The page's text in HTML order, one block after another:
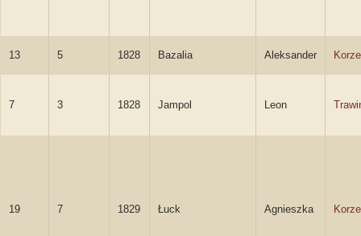
13 5 1828 Bazalia Aleksander
7 3 1828 Jampol Leon
19 7 1829 Łuck Agnieszka